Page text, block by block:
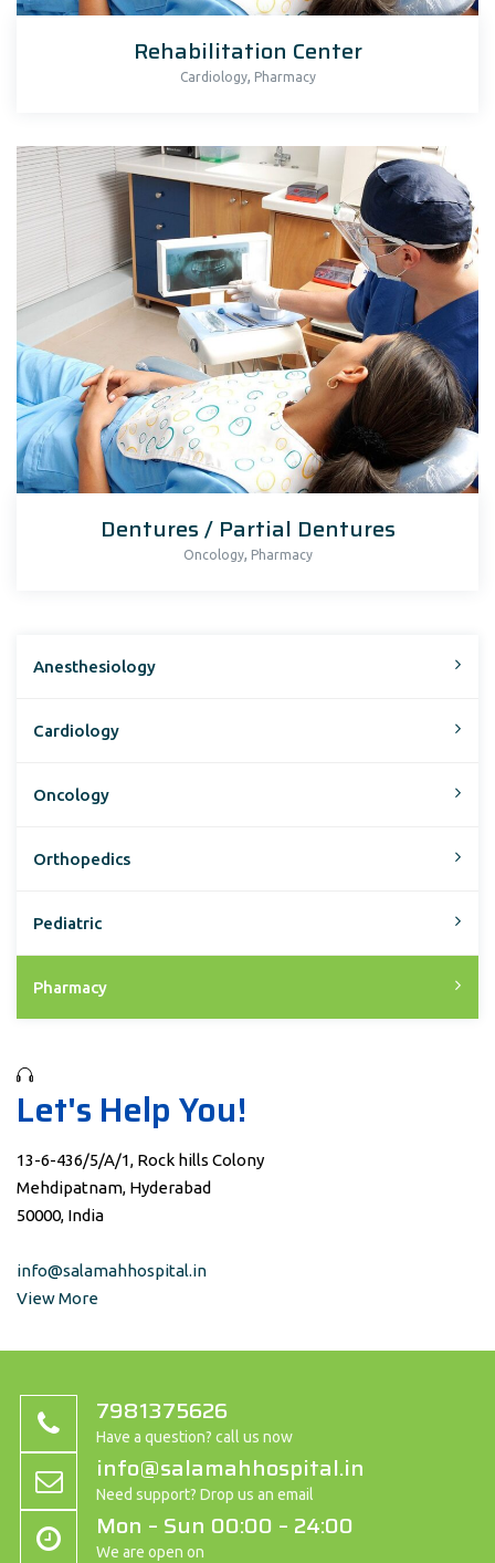
Rehabilitation Center
Cardiology, Pharmacy
Dentures / Partial Dentures
Oncology, Pharmacy
Anesthesiology
Cardiology
Oncology
Orthopedics
Pediatric
Pharmacy
Let's Help You!
13-6-436/5/A/1, Rock hills Colony
Mehdipatnam, Hyderabad
50000, India
info@salamahhospital.in
View More
7981375626
Have a question? call us now
info@salamahhospital.in
Need support? Drop us an email
Mon – Sun 00:00 – 24:00
We are open on